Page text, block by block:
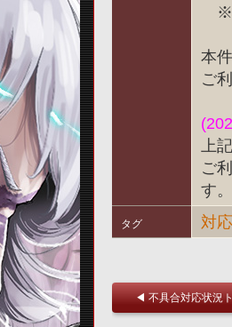
※
本
ご
上
ご
す。
タグ 対
◀ 不具合対応状況